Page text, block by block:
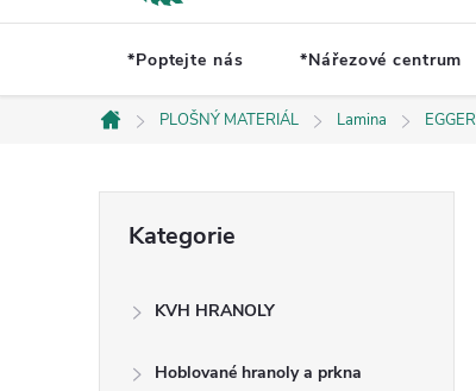
*Poptejte nás *Nářezové centrum
Domů
PLOŠNÝ MATERIÁL Lamina EGGER
kategorie
Kategorie
KVH HRANOLY
Hoblované hranoly a prkna